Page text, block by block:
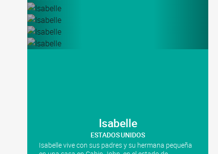
Isabelle
ESTADOS UNIDOS
Isabelle vive con sus padres y su hermana pequeña